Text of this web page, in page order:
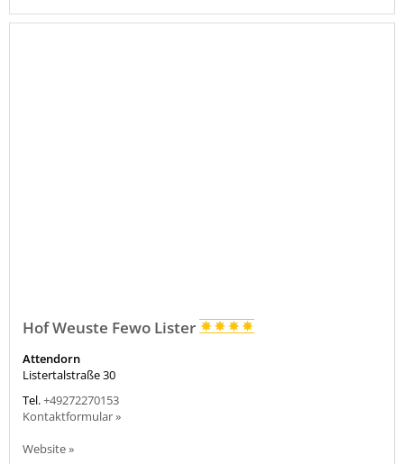
Hof Weuste Fewo Lister
Attendorn
Listertalstraße 30
Tel.+49272270153
Kontaktformular »
Website »